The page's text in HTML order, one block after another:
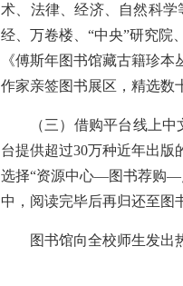
术、法律、经济、自然科
经、万卷楼、“中央”研究院
《傅斯年图书馆藏古籍珍
作家亲签图书展区，精选数
（三）借购平台线上
台提供超过30万种近年出版
选择“资源中心—图书荐购—
中，阅读完毕后再归还至图
图书馆向全校师生发出